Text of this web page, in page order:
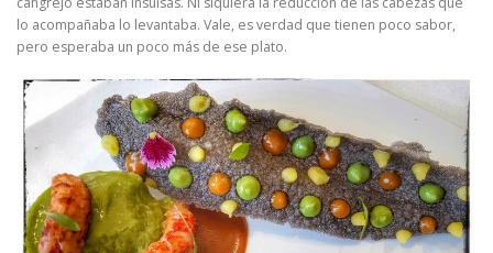
lo acompañaba lo levantaba. Vale, es verdad que tienen poco sabor,
pero esperaba un poco más de ese plato.